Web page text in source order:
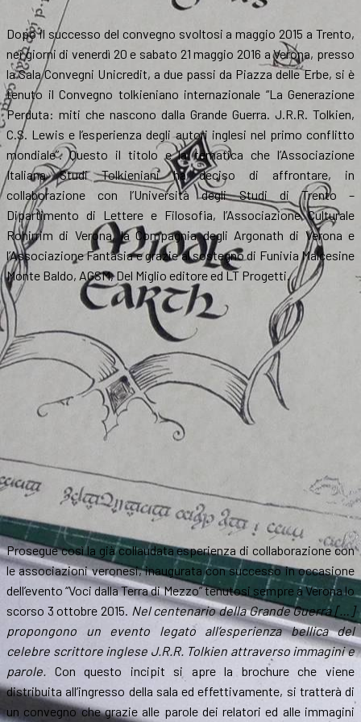
Dopo il successo del convegno svoltosi a maggio 2015 a Trento,
nei giorni di venerdì 20 e sabato 21 maggio 2016 a Verona, presso
la Sala Convegni Unicredit, a due passi da Piazza delle Erbe, si è
tenuto il Convegno tolkieniano internazionale “La Generazione
Perduta: miti che nascono dalla Grande Guerra. J.R.R. Tolkien,
C.S. Lewis e l’esperienza degli autori inglesi nel primo conflitto
mondiale”. Questo il titolo e la tematica che l’Associazione
Italiana Studi Tolkieniani ha deciso di affrontare, in
collaborazione con l’Università degli Studi di Trento –
Dipartimento di Lettere e Filosofia, l’Associazione Culturale
Rohirrim di Verona, la Compagnia degli Argonath di Verona e
l’Associazione Fantàsia e grazie al sostegno di Funivia Malcesine
Monte Baldo, AGSM, Del Miglio editore ed LT Progetti.
Prosegue così la già collaudata esperienza di collaborazione con
le associazioni veronesi, inaugurata con successo in occasione
dell’evento “Voci dalla Terra di Mezzo” tenutosi sempre a Verona lo
scorso 3 ottobre 2015. Nel centenario della Grande Guerra […]
propongono un evento legato all’esperienza bellica del
celebre scrittore inglese J.R.R. Tolkien attraverso immagini e
parole.
Con questo incipit si apre la brochure che viene
distribuita all’ingresso della sala ed effettivamente, si tratterà di
un convegno che grazie alle parole dei relatori ed alle immagini